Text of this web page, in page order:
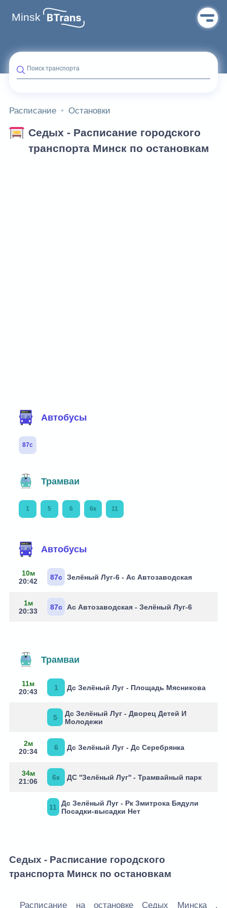
Minsk
Поиск транспорта
Расписание Остановки
Седых - Расписание городского
транспорта Минск по остановкам
Автобусы
87с
Трамваи
1 5 6 6к 11
Автобусы
10м
20:42
87с Зелёный Луг-6 - Ас Автозаводская
1м
20:33
87с Ас Автозаводская - Зелёный Луг-6
Трамваи
11м
20:43
1 Дс Зелёный Луг - Площадь Мясникова
5
Дс Зелёный Луг - Дворец Детей И
Молодежи
2м
20:34
6 Дс Зелёный Луг - Дс Серебрянка
34м
21:06
6к ДС ''Зелёный Луг'' - Трамвайный парк
11
Дс Зелёный Луг - Рк Змитрока Бядули
Посадки-высадки Нет
Седых - Расписание городского
транспорта Минск по остановкам
Расписание на остановке Седых Минска .